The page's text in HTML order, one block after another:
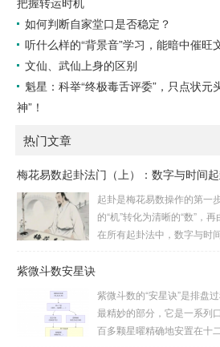
如何判断自家堂口是否稳定？
听什么样的“背景音”学习，能暗中催旺
文仙、武仙上身的区别
魁星：科举“终极毒舌评委”，只点状元
神”！
热门文章
梅花易数起卦法门（上）：数字与时间
起卦是梅花易数操作的第一
的“机”转化为清晰的“数”，再
在所有起卦法中，数字与时
来起卦。步骤：分拆数字：
字（通常是三位数）分成两
上卦，后几位数为下卦。如
紫微斗数安星诀
紫微斗数的“安星诀”是排盘过
最精妙的部分，它是一系列
百多颗星曜精确地安置在十